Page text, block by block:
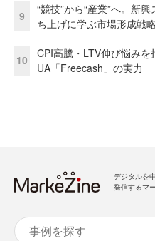
9
“競技”から“産業”へ。新
ち上げに学ぶ市場形成戦
10
CPI高騰・LTV伸び悩み
UA「Freecash」の実力
デジタルを
発信するマ